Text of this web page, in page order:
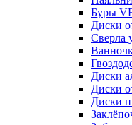
Буры
Диски
Сверла
Диски
Диски
Диски